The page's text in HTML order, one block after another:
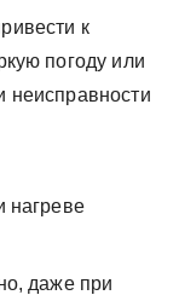
к
погоду или
неисправности
нагреве
даже при